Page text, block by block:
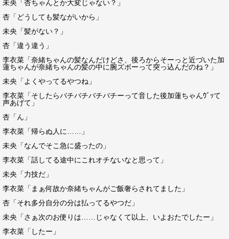
未央「杏ちゃんとか大変じゃない？」
杏「どうしても髪ながいから」
未央「髪がない？」
杏「違う違う」
李衣菜「奈緒ちゃんの髪なんだけどさ、後ろからそーっと近づいた加
蓮ちゃんが奈緒ちゃんの髪の中に腕ズボーって突っ込んだのね？」
未央「よくやってるやつね」
李衣菜「そしたらバチバチバチバチーって音した後加蓮ちゃんｳﾞｯて
声あげて」
杏「ん」
李衣菜「帰らぬ人に……」
未央「なんでそこ急に盛ったの」
李衣菜「話してる途中にこれオチないなと思って」
未央「力技だ」
李衣菜「まぁ何故か奈緒ちゃんがご飯奢らされてました」
杏「それ多分自分の分は払ってるやつだ」
未央「さぁ次のお便りは……じゃなくて以上、いよおたでしたー」
李衣菜「したー」